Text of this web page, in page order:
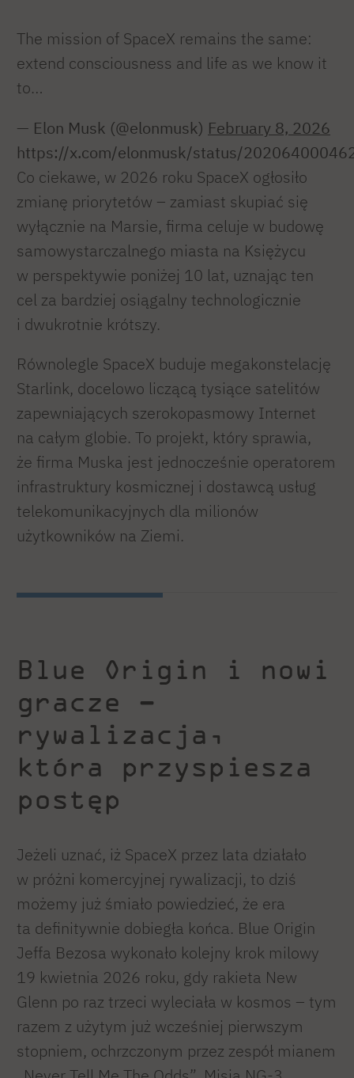
The mission of SpaceX remains the same:
extend consciousness and life as we know it
to…
— Elon Musk (@elonmusk) February 8, 2026
https://x.com/elonmusk/status/
Co ciekawe, w 2026 roku SpaceX ogłosiło
zmianę priorytetów – zamiast skupiać się
wyłącznie na Marsie, firma celuje w budowę
samowystarczalnego miasta na Księżycu
w perspektywie poniżej 10 lat, uznając ten
cel za bardziej osiągalny technologicznie
i dwukrotnie krótszy.
Równolegle SpaceX buduje megakonstelację
Starlink, docelowo liczącą tysiące satelitów
zapewniających szerokopasmowy Internet
na całym globie. To projekt, który sprawia,
że firma Muska jest jednocześnie operatorem
infrastruktury kosmicznej i dostawcą usług
telekomunikacyjnych dla milionów
użytkowników na Ziemi.
Blue Origin i nowi
gracze –
rywalizacja,
która przyspiesza
postęp
Jeżeli uznać, iż SpaceX przez lata działało
w próżni komercyjnej rywalizacji, to dziś
możemy już śmiało powiedzieć, że era
ta definitywnie dobiegła końca. Blue Origin
Jeffa Bezosa wykonało kolejny krok milowy
19 kwietnia 2026 roku, gdy rakieta New
Glenn po raz trzeci wyleciała w kosmos – tym
razem z użytym już wcześniej pierwszym
stopniem, ochrzczonym przez zespół mianem